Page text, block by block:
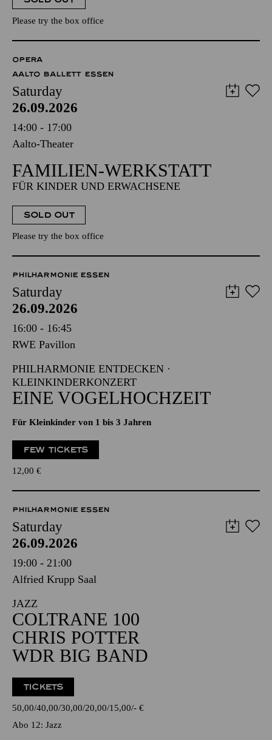
Please try the box office
OPERA
AALTO BALLETT ESSEN
Saturday
26.09.2026
14:00 - 17:00
Aalto-Theater
FAMILIEN-WERKSTATT
FÜR KINDER UND ERWACHSENE
SOLD OUT
Please try the box office
PHILHARMONIE ESSEN
Saturday
26.09.2026
16:00 - 16:45
RWE Pavillon
PHILHARMONIE ENTDECKEN ·
KLEINKINDERKONZERT
EINE VOGELHOCHZEIT
Für Kleinkinder von 1 bis 3 Jahren
FEW TICKETS
12,00 €
PHILHARMONIE ESSEN
Saturday
26.09.2026
19:00 - 21:00
Alfried Krupp Saal
JAZZ
COLTRANE 100
CHRIS POTTER
WDR BIG BAND
TICKETS
50,00 40,00 30,00 20,00 15,00 - €
Abo 12: Jazz